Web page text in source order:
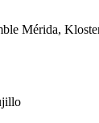
Mérida,